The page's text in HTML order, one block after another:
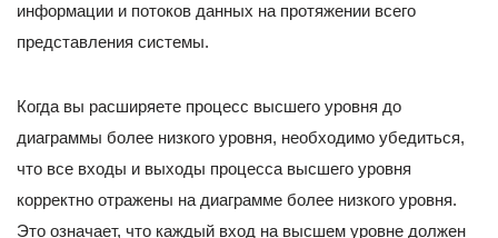
информации и потоков данных на протяжении всего
представления системы.
Когда вы расширяете процесс высшего уровня до
диаграммы более низкого уровня, необходимо убедиться,
что все входы и выходы процесса высшего уровня
корректно отражены на диаграмме более низкого уровня.
Это означает, что каждый вход на высшем уровне должен